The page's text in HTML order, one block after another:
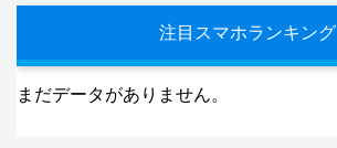
注目スマホランキング
まだデータがありません。